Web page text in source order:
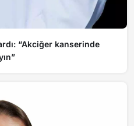
“Akciğer kanserinde